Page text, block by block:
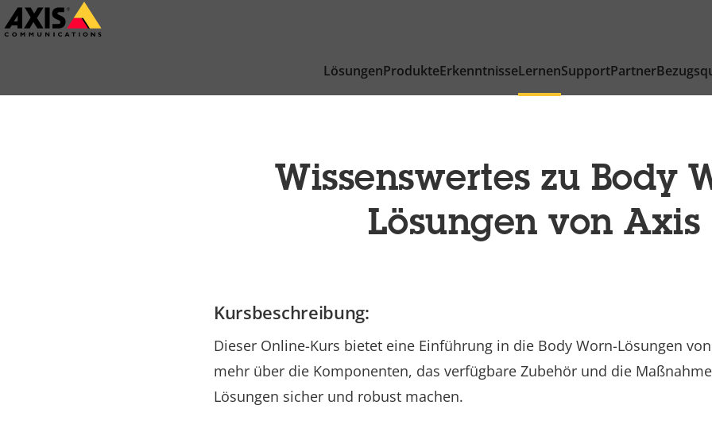
Zum
Hauptinhalt
LösungenProdukteErkenntnisseLernenSupportPartner
Wissenswertes zu Body
Lösungen von Axis
Kursbeschreibung:
Dieser Online-Kurs bietet eine Einführung in die Body Worn-Lösungen
mehr über die Komponenten, das verfügbare Zubehör und die
Lösungen sicher und robust machen.